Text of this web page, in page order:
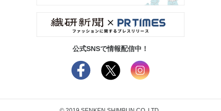
公式SNSで情報配信中！